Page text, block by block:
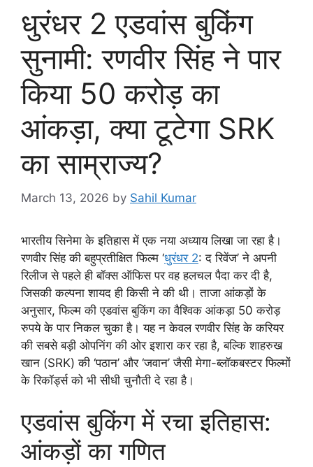
धुरंधर 2 एडवांस बुकिंग
सुनामी: रणवीर सिंह ने पार
किया 50 करोड़ का
आंकड़ा, क्या टूटेगा SRK
का साम्राज्य?
March 13, 2026 by Sahil Kumar
भारतीय सिनेमा के इतिहास में एक नया अध्याय लिखा जा रहा है।
रणवीर सिंह की बहुप्रतीक्षित फिल्म ‘धुरंधर 2: द रिवेंज’ ने अपनी
रिलीज से पहले ही बॉक्स ऑफिस पर वह हलचल पैदा कर दी है,
जिसकी कल्पना शायद ही किसी ने की थी। ताजा आंकड़ों के
अनुसार, फिल्म की एडवांस बुकिंग का वैश्विक आंकड़ा 50 करोड़
रुपये के पार निकल चुका है। यह न केवल रणवीर सिंह के करियर
की सबसे बड़ी ओपनिंग की ओर इशारा कर रहा है, बल्कि शाहरुख
खान (SRK) की ‘पठान’ और ‘जवान’ जैसी मेगा-ब्लॉकबस्टर फिल्मों
के रिकॉर्ड्स को भी सीधी चुनौती दे रहा है।
एडवांस बुकिंग में रचा इतिहास:
आंकड़ों का गणित